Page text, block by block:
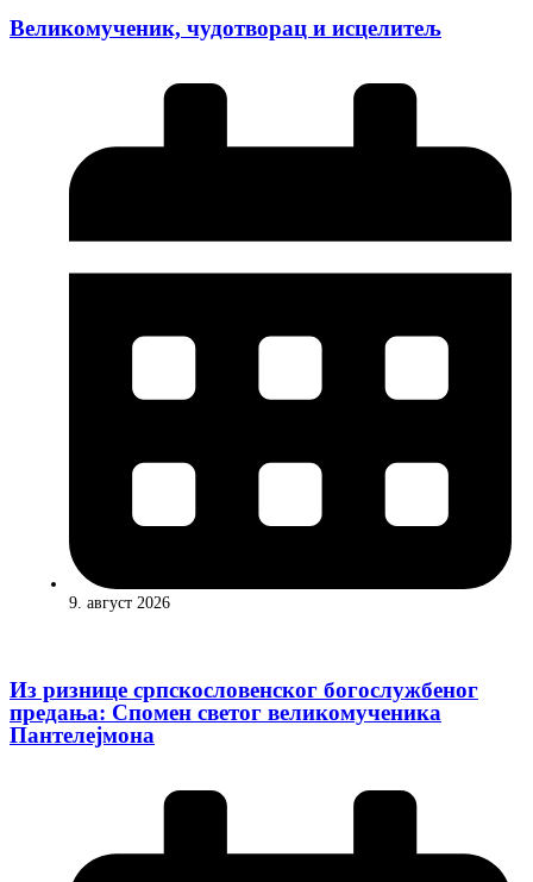
Великомученик, чудотворац и исцелитељ
9. август 2026
Из ризнице српскословенског богослужбеног
предања: Спомен светог великомученика
Пантелејмона